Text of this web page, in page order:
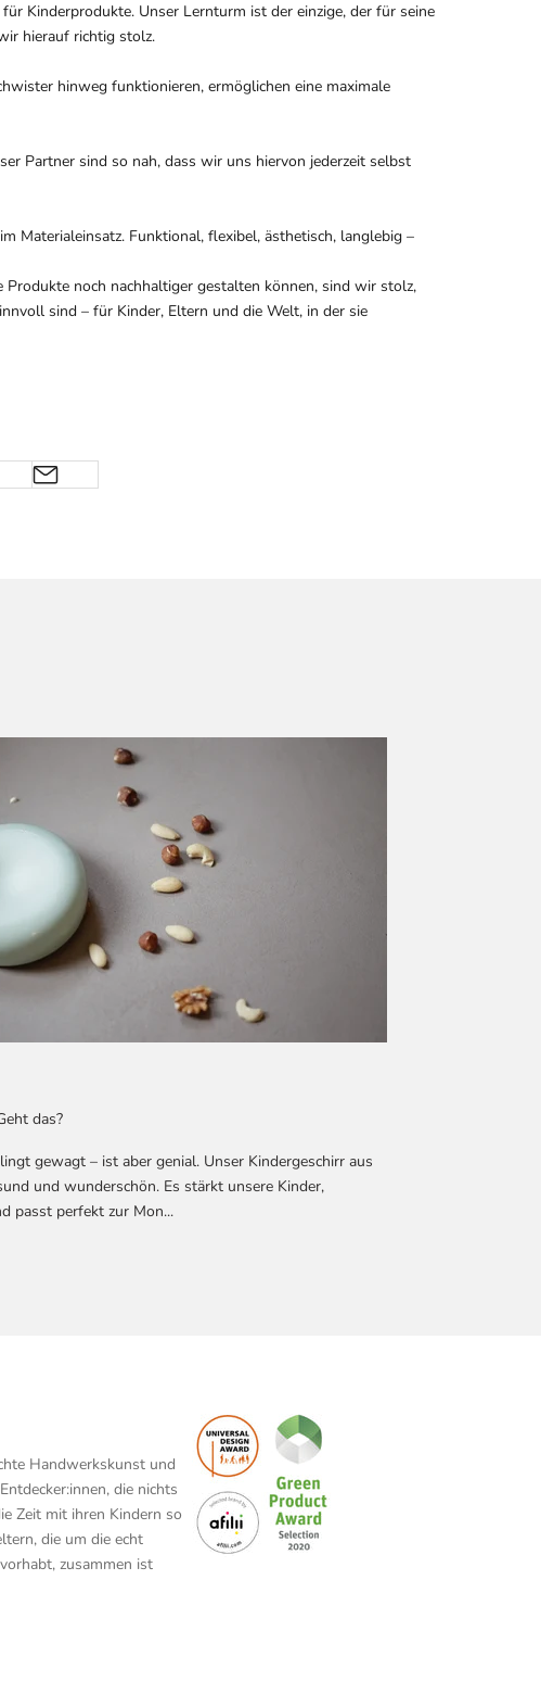
Kinderprodukte. Unser Lernturm ist der einzige, der für seine
hierauf richtig stolz.
hinweg funktionieren, ermöglichen eine maximale
Partner sind so nah, dass wir uns hiervon jederzeit selbst
Materialeinsatz. Funktional, flexibel, ästhetisch, langlebig –
noch nachhaltiger gestalten können, sind wir stolz,
sind – für Kinder, Eltern und die Welt, in der sie
das?
gewagt – ist aber genial. Unser Kindergeschirr aus
und wunderschön. Es stärkt unsere Kinder,
passt perfekt zur Mon...
Handwerkskunst und
die nichts
Zeit mit ihren Kindern so
die um die echt
zusammen ist